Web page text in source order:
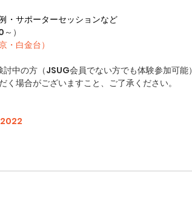
・サポーターセッションなど
）
・白金台）
中の方（JSUG会員でない方でも体験参加可能）
合がございますこと、ご了承ください。